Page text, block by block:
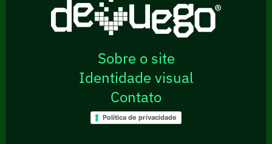
Sobre o site
Identidade visual
Contato
Política de privacidade